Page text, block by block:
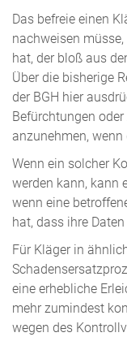
Das befreie einen
nachweisen
hat, der bloß aus
Über die bisherige
der BGH hier
Befürchtungen
anzunehmen,
Wenn ein solcher
werden kann, kann
wenn eine
hat, dass ihre
Für Kläger in
eine erhebliche
mehr zumindest
wegen des